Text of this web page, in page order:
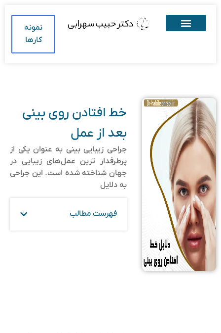
نمونه
کارها
خط افتادن روی بینی
بعد از عمل
جراحی زیبایی بینی به عنوان یکی از
پرطرفدار ترین عمل‌های زیبایی در
جهان شناخته شده است. این جراحی
به دلایل
فهرست مطالب